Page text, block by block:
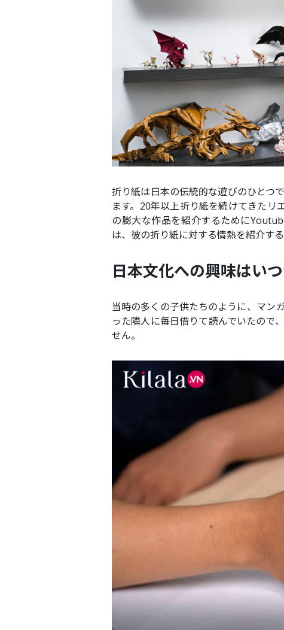
折り紙は日本の伝統的な遊びのひとつ
ます。20年以上折り紙を続けてきた
の膨大な作品を紹介するために
は、彼の折り紙に対する情熱を紹介す
日本文化への興味はい
当時の多くの子供たちのように、マン
った隣人に毎日借りて読んでいたので
せん。